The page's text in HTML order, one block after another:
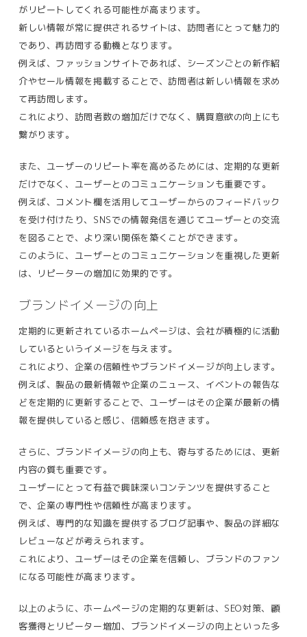
がリピートしてくれる可能性が高まります。
新しい情報が常に提供されるサイトは、訪問者にとって魅力的
であり、再訪問する動機となります。
例えば、ファッションサイトであれば、シーズンごとの新作紹
介やセール情報を掲載することで、訪問者は新しい情報を求め
て再訪問します。
これにより、 訪問者数の増加だけでなく、購買意欲の向上にも
繋がります​。
また、ユーザーのリピート率を高めるためには、定期的な更新
だけでなく、ユーザーとのコミュニケーションも重要です。
例えば、コメント欄を活用してユーザーからのフィードバック
を受け付けたり、SNSでの情報発信を通じてユーザーとの交流
を図ることで、より深い関係を築くことができます。
このように、ユーザーとのコミュニケーションを重視した更新
は、リピーターの増加に効果的です​。
ブランドイメージの向上
定期的に更新されているホームページは、会社が積極的に活動
しているというイメージを与えます。
これにより、企業の信頼性やブランドイメージが向上します。
例えば、製品の最新情報や企業のニュース、イベントの報告な
どを定期的に更新することで、ユーザーはその企業が最新の情
報を提供していると感じ、信頼感を抱きます​。
さらに、ブランドイメージの向上も、寄与するためには、更新
内容の質も重要です。
ユーザーにとって有益で興味深いコンテンツを提供すること
で、企業の専門性や信頼性が高まります。
例えば、専門的な知識を提供するブログ記事や、製品の詳細な
レビューなどが考えられます。
これにより、ユーザーはその企業を信頼し、ブランドのファン
になる可能性が高まります。
以上のように、ホームページの定期的な更新は、SEO対策、顧
客獲得とリピーター増加、ブランドイメージの向上といった多